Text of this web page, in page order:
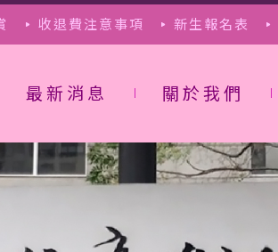
收退費注意事項 新生報名表
最新消息 關於我們